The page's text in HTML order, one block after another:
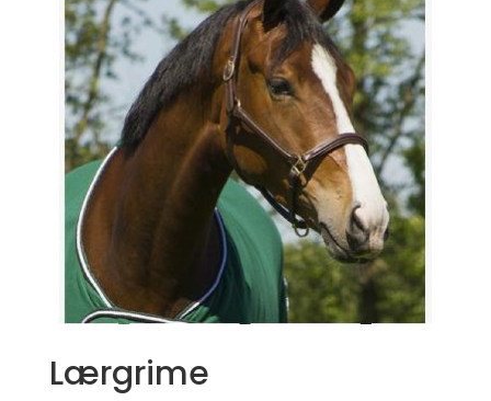
Lærgrime